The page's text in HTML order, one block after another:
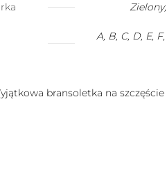
A, B, C, D, E,
bransoletka na